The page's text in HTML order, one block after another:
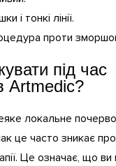
і тонкі лінії.
проти
під час
Artmedic?
локальне
це часто зникає
Це означає, що